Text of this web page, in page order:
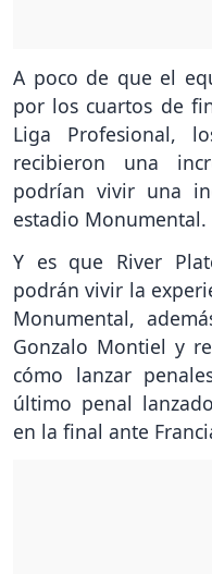
A poco de que el
por los cuartos de
Liga Profesional,
recibieron una
podrían vivir una
estadio Monumental.
Y es que River
podrán vivir la
Monumental,
Gonzalo Montiel y
cómo lanzar
último penal
en la final ante